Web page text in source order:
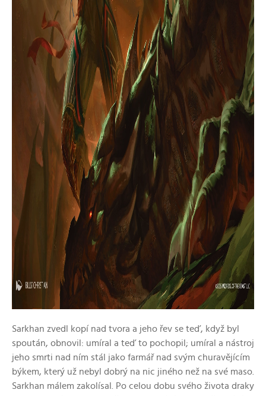
Sarkhan zvedl kopí nad tvora a jeho řev se teď, když byl
spoután, obnovil: umíral a teď to pochopil; umíral a nástroj
jeho smrti nad ním stál jako farmář nad svým churavějícím
býkem, který už nebyl dobrý na nic jiného než na své maso.
Sarkhan málem zakolísal. Po celou dobu svého života draky